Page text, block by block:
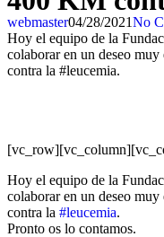
webmaster04/28/2021No
Hoy el equipo de la
colaborar en un deseo
contra la #leucemia.
Hoy el equipo de la
colaborar en un deseo
contra la #leucemia.
Pronto os lo contamos.